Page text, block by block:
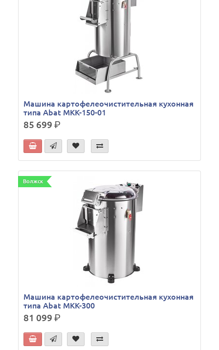
Машина картофелеочистительная кухонная
типа Abat МКК-150-01
85 699р.
Волжск
Машина картофелеочистительная кухонная
типа Abat МКК-300
81 099р.